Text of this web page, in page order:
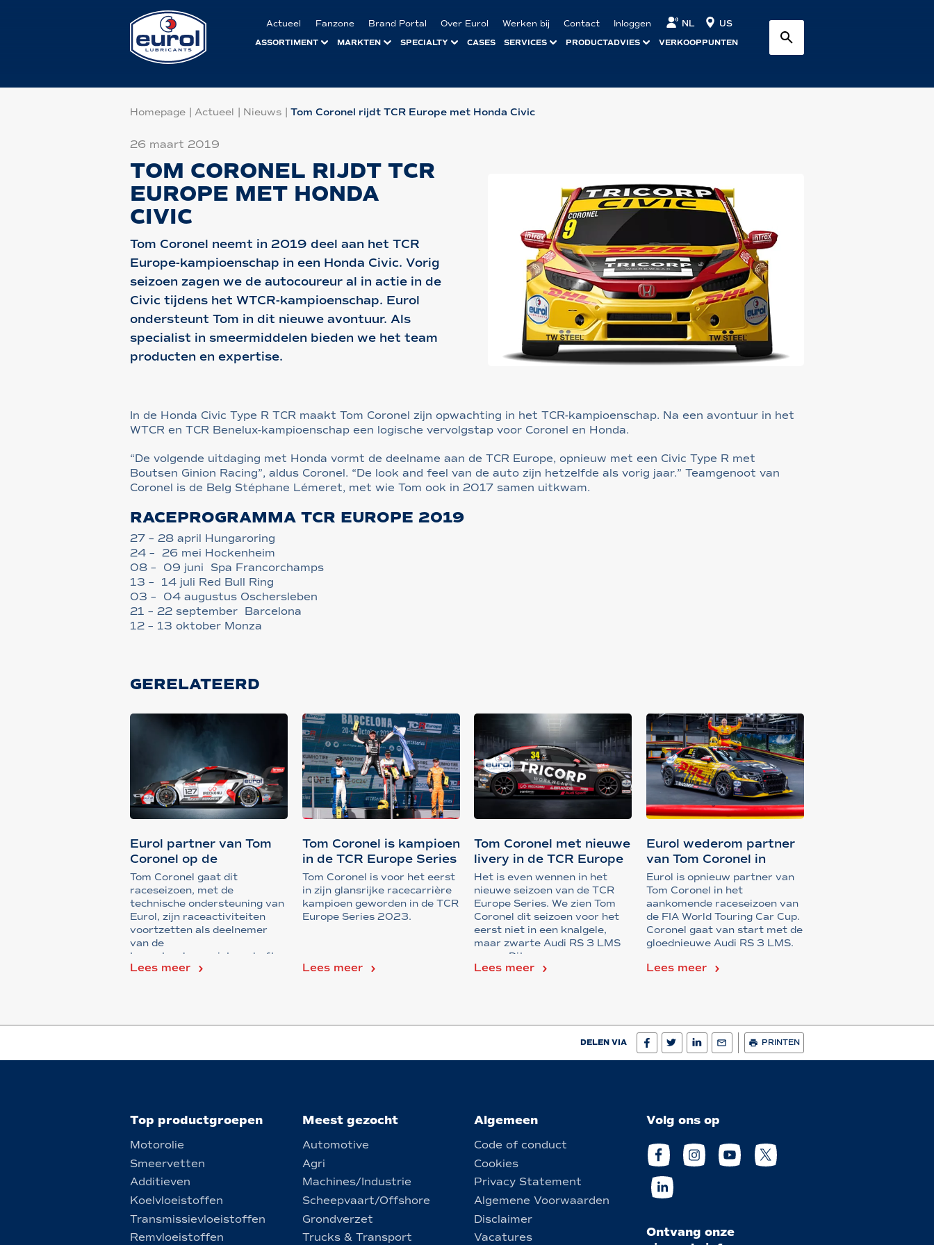
Actueel Fanzone Brand Portal Over Eurol Werken bij Contact Inloggen NL US
ASSORTIMENT MARKTEN SPECIALTY CASES SERVICES PRODUCTADVIES VERKOOPPUNTEN
Homepage |Actueel Nieuws |Tom Coronel rijdt TCR Europe met Honda Civic
26 maart 2019
TOM CORONEL RIJDT TCR
EUROPE MET HONDA
CIVIC
Tom Coronel neemt in 2019 deel aan het TCR
Europe-kampioenschap in een Honda Civic. Vorig
seizoen zagen we de autocoureur al in actie in de
Civic tijdens het WTCR-kampioenschap. Eurol
ondersteunt Tom in dit nieuwe avontuur. Als
specialist in smeermiddelen bieden we het team
producten en expertise.
In de Honda Civic Type R TCR maakt Tom Coronel zijn opwachting in het TCR-kampioenschap. Na een avontuur in het
WTCR en TCR Benelux-kampioenschap een logische vervolgstap voor Coronel en Honda.
“De volgende uitdaging met Honda vormt de deelname aan de TCR Europe, opnieuw met een Civic Type R met
Boutsen Ginion Racing”, aldus Coronel. “De look and feel van de auto zijn hetzelfde als vorig jaar.” Teamgenoot van
Coronel is de Belg Stéphane Lémeret, met wie Tom ook in 2017 samen uitkwam.
RACEPROGRAMMA TCR EUROPE 2019
27 – 28 april Hungaroring
24 – 26 mei Hockenheim
08 – 09 juni Spa Francorchamps
13 – 14 juli Red Bull Ring
03 – 04 augustus Oschersleben
21 – 22 september Barcelona
12 – 13 oktober Monza
GERELATEERD
Eurol partner van Tom
Coronel op de
Nordschleife
Tom Coronel gaat dit
raceseizoen, met de
technische ondersteuning van
Eurol, zijn raceactiviteiten
voortzetten als deelnemer
van de
Langstreckenmeisterschaft
Nuerburgring i...
Lees meer
Tom Coronel is kampioen
in de TCR Europe Series
Tom Coronel is voor het eerst
in zijn glansrijke racecarrière
kampioen geworden in de TCR
Europe Series 2023.
Lees meer
Tom Coronel met nieuwe
livery in de TCR Europe
Ser...
Het is even wennen in het
nieuwe seizoen van de TCR
Europe Series. We zien Tom
Coronel dit seizoen voor het
eerst niet in een knalgele,
maar zwarte Audi RS 3 LMS
racen. Dit...
Lees meer
Eurol wederom partner
van Tom Coronel in
nieuw WTC...
Eurol is opnieuw partner van
Tom Coronel in het
aankomende raceseizoen van
de FIA World Touring Car Cup.
Coronel gaat van start met de
gloednieuwe Audi RS 3 LMS.
Lees meer
DELEN VIA PRINTEN
Top productgroepen
Motorolie
Smeervetten
Additieven
Koelvloeistoffen
Transmissievloeistoffen
Remvloeistoffen
Meest gezocht
Automotive
Agri
Machines/Industrie
Scheepvaart/Offshore
Grondverzet
Trucks & Transport
Algemeen
Code of conduct
Cookies
Privacy Statement
Algemene Voorwaarden
Disclaimer
Vacatures
Volg ons op
Ontvang onze